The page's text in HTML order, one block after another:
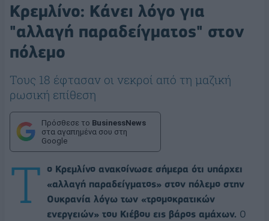
Κρεμλίνο: Κάνει λόγο για
"αλλαγή παραδείγματος" στον
πόλεμο
Τους 18 έφτασαν οι νεκροί από τη μαζική
ρωσική επίθεση
Πρόσθεσε το BusinessNews
στα αγαπημένα σου στη
Google
Τ
ο Κρεμλίνο ανακοίνωσε σήμερα ότι υπάρχει
«αλλαγή παραδείγματος» στον πόλεμο στην
Ουκρανία λόγω των «τρομοκρατικών
ενεργειών» του Κιέβου εις βάρος αμάχων. Ο